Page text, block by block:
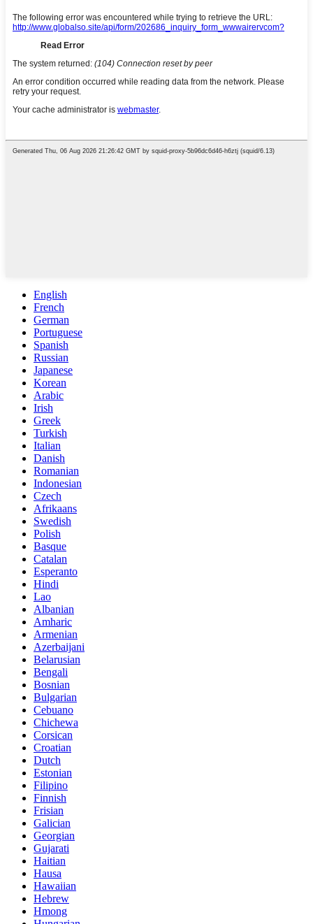
English
French
German
Portuguese
Spanish
Russian
Japanese
Korean
Arabic
Irish
Greek
Turkish
Italian
Danish
Romanian
Indonesian
Czech
Afrikaans
Swedish
Polish
Basque
Catalan
Esperanto
Hindi
Lao
Albanian
Amharic
Armenian
Azerbaijani
Belarusian
Bengali
Bosnian
Bulgarian
Cebuano
Chichewa
Corsican
Croatian
Dutch
Estonian
Filipino
Finnish
Frisian
Galician
Georgian
Gujarati
Haitian
Hausa
Hawaiian
Hebrew
Hmong